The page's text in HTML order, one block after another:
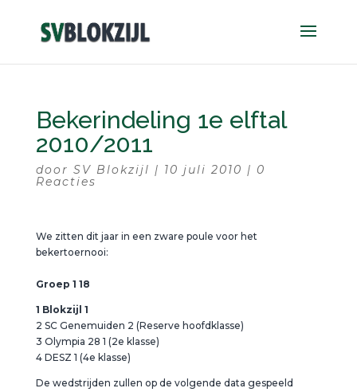
Bekerindeling 1e elftal
2010/2011
door SV Blokzijl | 10 juli 2010 | 0
Reacties
We zitten dit jaar in een zware poule voor het
bekertoernooi:
Groep 1 18
1 Blokzijl 1
2 SC Genemuiden 2 (Reserve hoofdklasse)
3 Olympia 28 1 (2e klasse)
4 DESZ 1 (4e klasse)
De wedstrijden zullen op de volgende data gespeeld